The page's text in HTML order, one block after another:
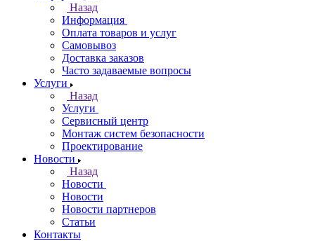
Назад
Информация
Оплата товаров и услуг
Самовывоз
Доставка заказов
Часто задаваемые вопросы
Услуги
Назад
Услуги
Сервисный центр
Монтаж систем безопасности
Проектирование
Новости
Назад
Новости
Новости
Новости партнеров
Статьи
Контакты